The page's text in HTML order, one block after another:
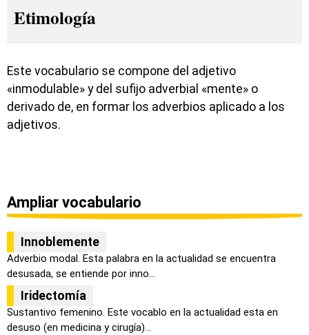
Etimología
Este vocabulario se compone del adjetivo
«inmodulable» y del sufijo adverbial «mente» o
derivado de, en formar los adverbios aplicado a los
adjetivos.
Ampliar vocabulario
Innoblemente
Adverbio modal. Esta palabra en la actualidad se encuentra
desusada, se entiende por inno...
Iridectomía
Sustantivo femenino. Este vocablo en la actualidad esta en
desuso (en medicina y cirugía)...